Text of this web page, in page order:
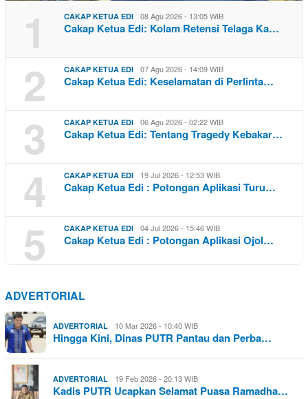
1 CAKAP KETUA EDI 08 Agu 2026 - 13:05 WIB
Cakap Ketua Edi: Kolam Retensi Telaga Ka…
2 CAKAP KETUA EDI 07 Agu 2026 - 14:09 WIB
Cakap Ketua Edi: Keselamatan di Perlinta…
3 CAKAP KETUA EDI 06 Agu 2026 - 02:22 WIB
Cakap Ketua Edi: Tentang Tragedy Kebakar…
4 CAKAP KETUA EDI 19 Jul 2026 - 12:53 WIB
Cakap Ketua Edi : Potongan Aplikasi Turu…
5 CAKAP KETUA EDI 04 Jul 2026 - 15:46 WIB
Cakap Ketua Edi : Potongan Aplikasi Ojol…
ADVERTORIAL
ADVERTORIAL 10 Mar 2026 - 10:40 WIB
Hingga Kini, Dinas PUTR Pantau dan Perba…
ADVERTORIAL 19 Feb 2026 - 20:13 WIB
Kadis PUTR Ucapkan Selamat Puasa Ramadha…